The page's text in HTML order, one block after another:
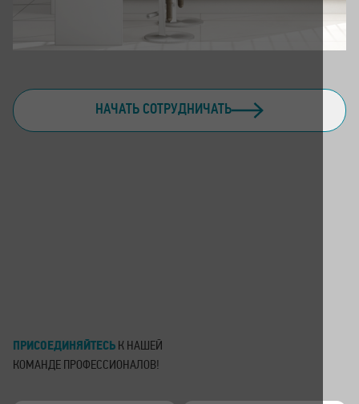
НАЧАТЬ СОТРУДНИЧАТЬ
ПРИСОЕДИНЯЙТЕСЬ К НАШЕЙ
КОМАНДЕ ПРОФЕССИОНАЛОВ!